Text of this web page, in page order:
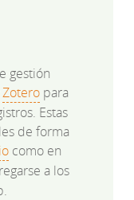
gestión
Zoteropara
Estas
de forma
como en
a los